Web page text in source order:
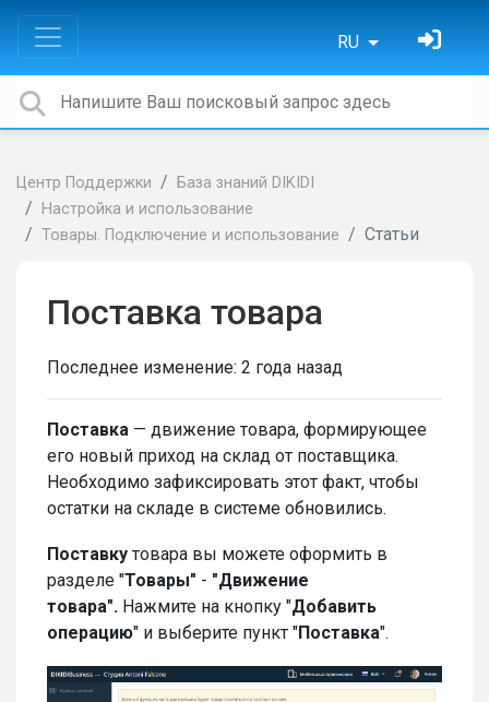
RU
Центр Поддержки
База знаний DIKIDI
Настройка и использование
Товары. Подключение и использование
Статьи
Поставка товара
Последнее изменение: 2 года назад
Поставка — движение товара, формирующее
его новый приход на склад от поставщика.
Необходимо зафиксировать этот факт, чтобы
остатки на складе в системе обновились.
Поставку товара вы можете оформить в
разделе "Товары" - "Движение
товара". Нажмите на кнопку "Добавить
операцию" и выберите пункт "Поставка".